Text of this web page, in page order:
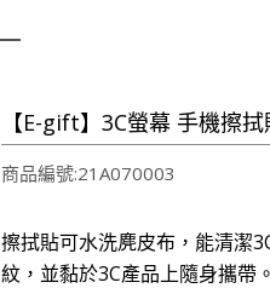
【E-gift】3C螢幕 手機擦拭
商品編號:21A070003
擦拭貼可水洗麂皮布，能清潔
紋，並黏於3C產品上隨身攜帶。